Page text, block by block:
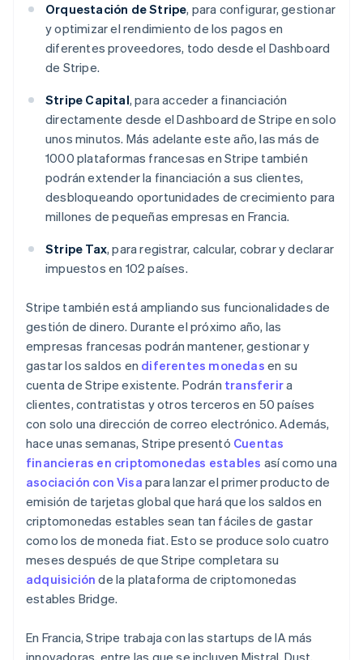
Orquestación de Stripe, para configurar, gestionar
y optimizar el rendimiento de los pagos en
diferentes proveedores, todo desde el Dashboard
de Stripe.
Stripe Capital, para acceder a financiación
directamente desde el Dashboard de Stripe en solo
unos minutos. Más adelante este año, las más de
1000 plataformas francesas en Stripe también
podrán extender la financiación a sus clientes,
desbloqueando oportunidades de crecimiento para
millones de pequeñas empresas en Francia.
Stripe Tax, para registrar, calcular, cobrar y declarar
impuestos en 102 países.
Stripe también está ampliando sus funcionalidades de
gestión de dinero. Durante el próximo año, las
empresas francesas podrán mantener, gestionar y
gastar los saldos en diferentes monedas en su
cuenta de Stripe existente. Podrán transferira
clientes, contratistas y otros terceros en 50 países
con solo una dirección de correo electrónico. Además,
hace unas semanas, Stripe presentó Cuentas
financieras en criptomonedas estables así como una
asociación con Visa para lanzar el primer producto de
emisión de tarjetas global que hará que los saldos en
criptomonedas estables sean tan fáciles de gastar
como los de moneda fiat. Esto se produce solo cuatro
meses después de que Stripe completara su
adquisición de la plataforma de criptomonedas
estables Bridge.
En Francia, Stripe trabaja con las startups de IA más
English
Eslovaquia
English
Eslovenia
España
EspañolEnglish
Estados Unidos
Estonia
English
Finlandia
EnglishSvenska
FrançaisEnglish
Gibraltar
English
English
Hungría
English
India
Irlanda
English
Italia
Italiano English
Japón
日本語English
Letonia
Liechtenstein
DeutschEnglish
Lituania
English
Luxemburgo
Deutsch
English 简体中文